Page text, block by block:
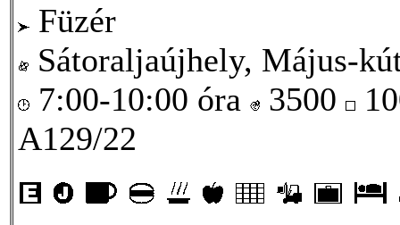
Füzér
Sátoraljaújhely, Május-
7:00-10:00 óra
3500
A129/22